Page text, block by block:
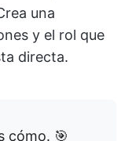
una
y el rol que
directa.
cómo. 🎯